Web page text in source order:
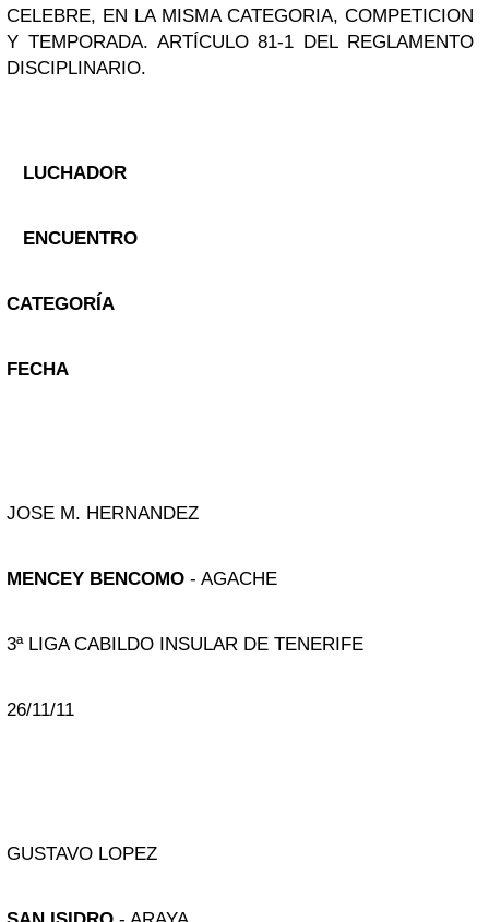
CELEBRE, EN LA MISMA CATEGORIA, COMPETICION
Y TEMPORADA. ARTÍCULO 81-1 DEL REGLAMENTO
DISCIPLINARIO.
LUCHADOR
ENCUENTRO
CATEGORÍA
FECHA
JOSE M. HERNANDEZ
MENCEY BENCOMO - AGACHE
3ª LIGA CABILDO INSULAR DE TENERIFE
26/11/11
GUSTAVO LOPEZ